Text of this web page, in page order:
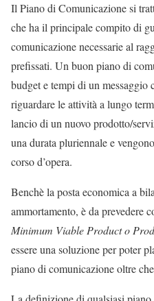
Il Piano di Comunicazione si
che ha il principale compito di
comunicazione necessarie al
prefissati. Un buon piano di
budget e tempi di un messaggio
riguardare le attività a lungo
lancio di un nuovo prodotto/
una durata pluriennale e
corso d’opera.
Benchè la posta economica a
ammortamento, è da prevedere
Minimum Viable Product o
essere una soluzione per poter
piano di comunicazione oltre